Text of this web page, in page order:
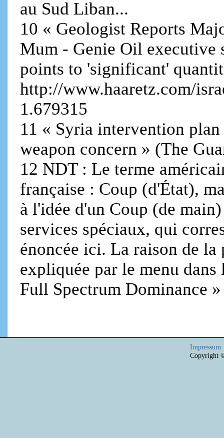
au Sud Liban...
10 « Geologist Reports
Mum - Genie Oil executive
points to 'significant'
http://www.haaretz.com/
1.679315
11 « Syria intervention
weapon concern » (The
12 NDT : Le terme
française : Coup (d'État),
à l'idée d'un Coup (de
services spéciaux, qui
énoncée ici. La raison de la
expliquée par le menu
Full Spectrum Dominance
Impressum
Copyright